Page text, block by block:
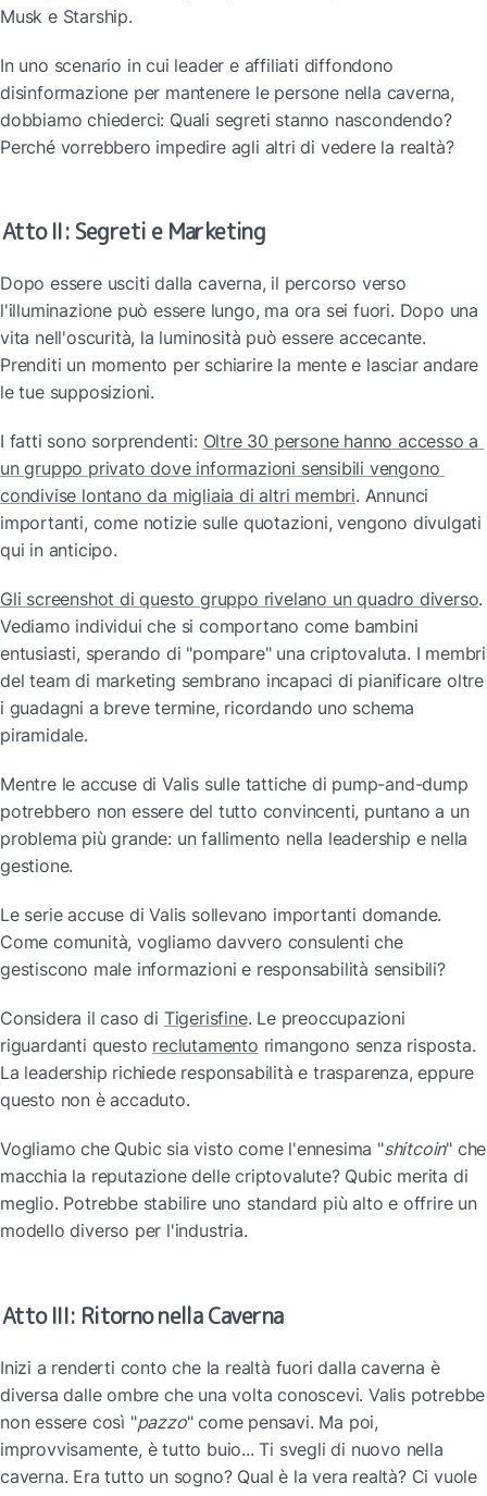
Musk e Starship.
In uno scenario in cui leader e affiliati diffondono
disinformazione per mantenere le persone nella caverna,
dobbiamo chiederci: Quali segreti stanno nascondendo?
Perché vorrebbero impedire agli altri di vedere la realtà?
Atto II: Segreti e Marketing
Dopo essere usciti dalla caverna, il percorso verso
l'illuminazione può essere lungo, ma ora sei fuori. Dopo una
vita nell'oscurità, la luminosità può essere accecante.
Prenditi un momento per schiarire la mente e lasciar andare
le tue supposizioni.
I fatti sono sorprendenti: Oltre 30 persone hanno accesso a
un gruppo privato dove informazioni sensibili vengono
condivise lontano da migliaia di altri membri. Annunci
importanti, come notizie sulle quotazioni, vengono divulgati
qui in anticipo.
Gli screenshot di questo gruppo rivelano un quadro diverso.
Vediamo individui che si comportano come bambini
entusiasti, sperando di "pompare" una criptovaluta. I membri
del team di marketing sembrano incapaci di pianificare oltre
i guadagni a breve termine, ricordando uno schema
piramidale.
Mentre le accuse di Valis sulle tattiche di pump-and-dump
potrebbero non essere del tutto convincenti, puntano a un
problema più grande: un fallimento nella leadership e nella
gestione.
Le serie accuse di Valis sollevano importanti domande.
Come comunità, vogliamo davvero consulenti che
gestiscono male informazioni e responsabilità sensibili?
Considera il caso di Tigerisfine. Le preoccupazioni
riguardanti questo reclutamento rimangono senza risposta.
La leadership richiede responsabilità e trasparenza, eppure
questo non è accaduto.
Vogliamo che Qubic sia visto come l'ennesima "shitcoin" che
macchia la reputazione delle criptovalute? Qubic merita di
meglio. Potrebbe stabilire uno standard più alto e offrire un
modello diverso per l'industria.
Atto III: Ritorno nella Caverna
Inizi a renderti conto che la realtà fuori dalla caverna è
diversa dalle ombre che una volta conoscevi. Valis potrebbe
non essere così "pazzo" come pensavi. Ma poi,
improvvisamente, è tutto buio... Ti svegli di nuovo nella
caverna. Era tutto un sogno? Qual è la vera realtà? Ci vuole